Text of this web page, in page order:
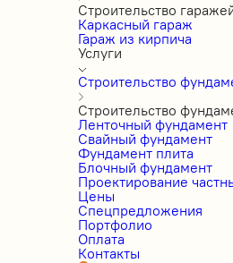
Строительство
Каркасный гараж
Гараж из кирпича
Услуги
Строительство
Строительство
Ленточный фундамент
Свайный фундамент
Фундамент плита
Блочный фундамент
Проектирование
Цены
Cпецпредложения
Портфолио
Оплата
Контакты